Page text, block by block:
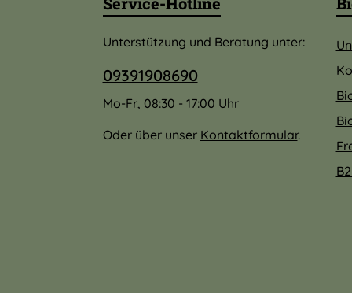
Unterstützung und Beratung unter:
09391908690
Mo-Fr, 08:30 - 17:00 Uhr
Oder über unser Kontaktformular.